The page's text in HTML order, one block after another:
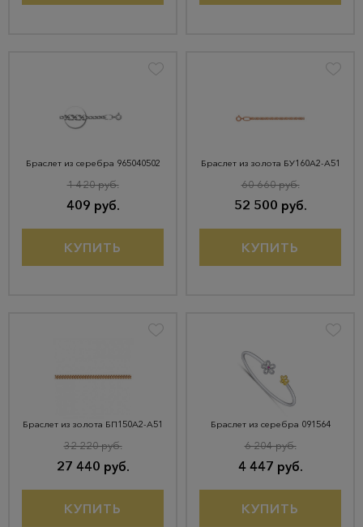
Браслет из серебра 965040502
409 руб.
1 420 руб.
КУПИТЬ
Браслет из золота БУ160А2-А51
52 500 руб.
60 660 руб.
КУПИТЬ
Браслет из золота БП150А2-А51
27 440 руб.
32 220 руб.
КУПИТЬ
Браслет из серебра 091564
4 447 руб.
6 204 руб.
КУПИТЬ